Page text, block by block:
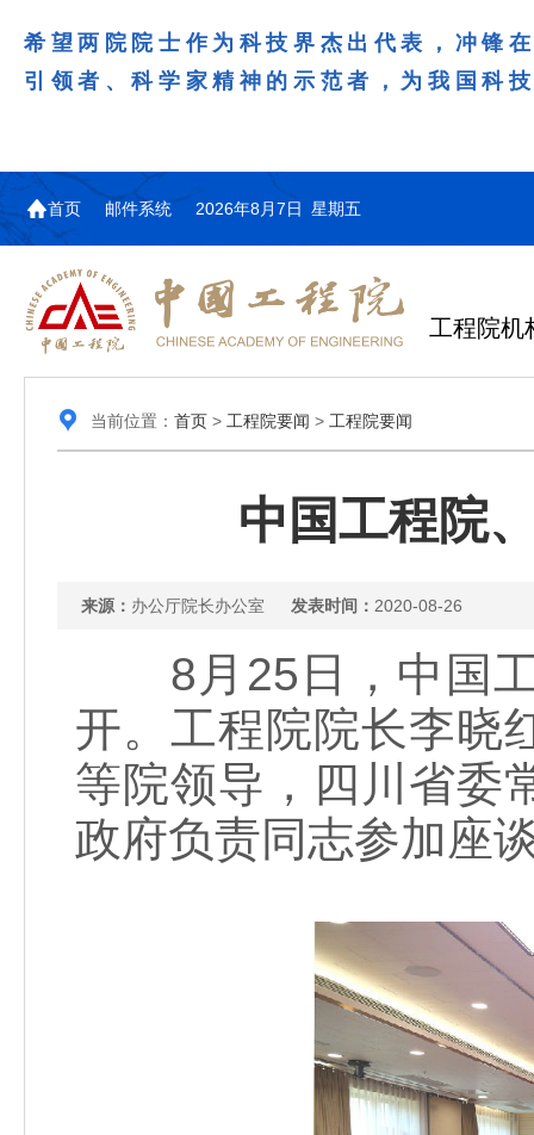
希望两院院士作为科技界杰出代表，冲锋
引领者、科学家精神的示范者，为我国科
首页 邮件系统 2026年8月7日 星期五
工程院机
当前位置： 首页> 工程院要闻 > 工程院要闻
中国工程院
来源： 办公厅院长办公室 发表时间： 2020-08-26
8月25日，中国工
开。工程院院长李晓
等院领导，四川省委
政府负责同志参加座